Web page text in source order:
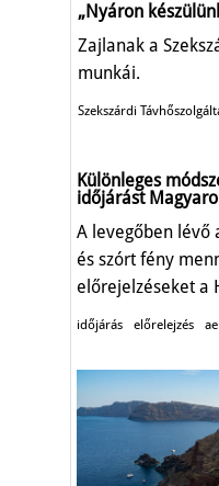
„Nyáron
Zajlanak a
munkái.
Szekszárdi
Különleges
időjárást
A levegőben lévő
és szórt fény
előrejelzéseket a
időjárás előrelejzés